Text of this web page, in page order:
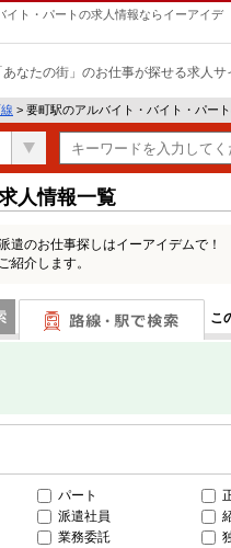
ト・パートの求人情報ならイーアイデ
あなたの街」のお仕事が探せる求人サ
> 要町駅のアルバイト・バイト・パー
人情報一覧
遣のお仕事探しはイーアイデムで！
紹介します。
こ
パート
派遣社員
業務委託